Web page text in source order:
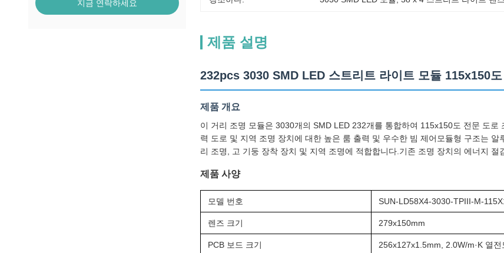
지금 연락하세요
제품 설명
232pcs 3030 SMD LED 스트리트 라이트 모듈 115x150
제품 개요
이 거리 조명 모듈은 3030개의 SMD LED 232개를 통합하여 115x150도 전문 도
력 도로 및 지역 조명 장치에 대한 높은 룸 출력 및 우수한 빔 제어모듈형 구조는
리 조명, 고 기둥 장착 장치 및 지역 조명에 적합합니다.기존 조명 장치의 에너지 절
제품 사양
모델 번호 SUN-LD58X4-3030-TPIII-M-
렌즈 크기 279x150mm
PCB 보드 크기 256x127x1.5mm, 2.0W/m·K 열전